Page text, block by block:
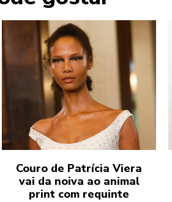
Couro de Patrícia Viera
vai da noiva ao animal
print com requinte